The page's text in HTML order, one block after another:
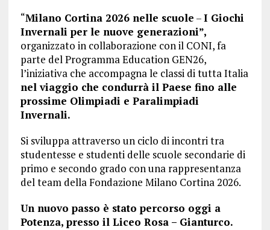
“Milano Cortina 2026 nelle scuole –I Giochi
Invernali per le nuove generazioni”,
organizzato in collaborazione con il CONI, fa
parte del Programma Education GEN26,
l’iniziativa che accompagna le classi di tutta Italia
nel viaggio che condurrà il Paese fino alle
prossime Olimpiadi e Paralimpiadi
Invernali.
Si sviluppa attraverso un ciclo di incontri tra
studentesse e studenti delle scuole secondarie di
primo e secondo grado con una rappresentanza
del team della Fondazione Milano Cortina 2026.
Un nuovo passo è stato percorso oggi a
Potenza, presso il Liceo Rosa – Gianturco.